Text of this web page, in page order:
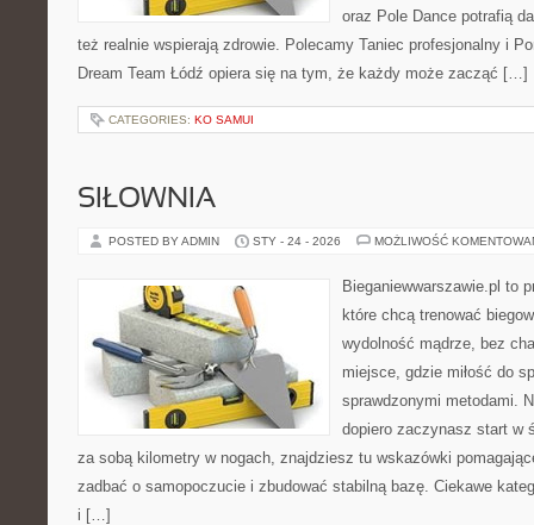
oraz Pole Dance potrafią
też realnie wspierają zdrowie. Polecamy Taniec profesjonalny i
Dream Team Łódź opiera się na tym, że każdy może zacząć […]
CATEGORIES: KO SAMUI
SIŁOWNIA
POSTED BY ADMIN STY - 24 - 2026 MOŻLIWOŚĆ
Bieganiewwarszawie.pl to
które chcą trenować
wydolność mądrze, bez
miejsce, gdzie miłość do
sprawdzonymi metodami.
dopiero zaczynasz start w
za sobą kilometry w nogach, znajdziesz tu wskazówki
zadbać o samopoczucie i zbudować stabilną bazę. Ciekawe
i […]